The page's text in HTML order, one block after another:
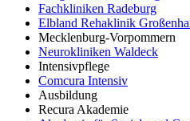
Fachkliniken Radeburg
Elbland Rehaklinik
Mecklenburg-Vorpommern
Neurokliniken Waldeck
Intensivpflege
Comcura Intensiv
Ausbildung
Recura Akademie